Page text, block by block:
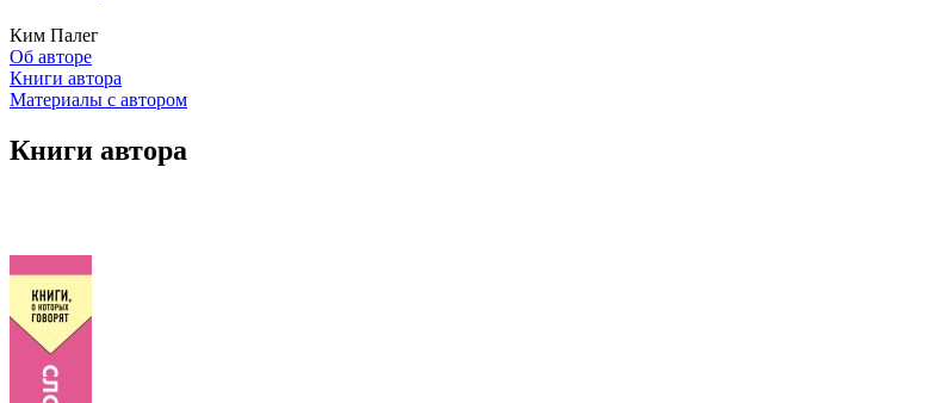
Ким Палег
Об авторе
Книги автора
Материалы с автором
Книги автора